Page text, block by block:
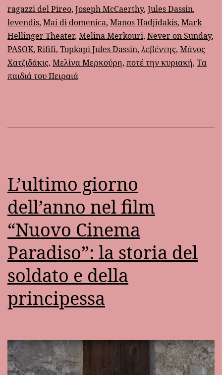
ragazzi del Pireo, Joseph McCaerthy, Jules Dassin,
levendis, Mai di domenica, Manos Hadjidakis, Mark
Hellinger Theater, Melina Merkouri, Never on Sunday,
PASOK, Rififi, Topkapi Jules Dassin, λεβέντης, Μάνος
Χατζιδάκις, Μελίνα Μερκούρη, ποτέ την κυριακή, Τα
παιδιά του Πειραιά
L’ultimo giorno
dell’anno nel film
“Nuovo Cinema
Paradiso”: la storia del
soldato e della
principessa